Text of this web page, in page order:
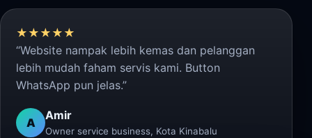
★★★★★
“Website nampak lebih kemas dan pelanggan
lebih mudah faham servis kami. Button
WhatsApp pun jelas.”
A
Amir
Owner service business, Kota Kinabalu